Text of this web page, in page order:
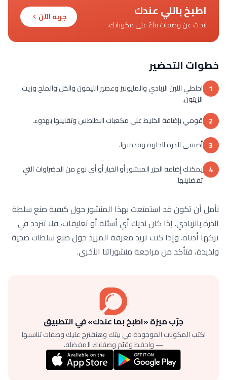
اطبخ باللي عندك
ابحث عن وصفات بناءً على مكوناتك.
جربه الآن
خطوات التحضير
1 اخلطي اللبن الزبادي والمايونيز وعصير الليمون والخل والملح وزيت
الزيتون.
2 قومي بإضافة الخليط على مكعبات البطاطس وتقليبها بهدوء.
3 أضيفي الذرة الحلوة وقدميها.
4 يمكنك إضافة الجزر المبشور أو الخيار أو أي نوع من الخضراوات التي
تفضلينها.
نأمل أن تكون قد استمتعت بهذا المنشور حول كيفية صنع سلطة
الذرة بالزبادي. إذا كان لديك أي أسئلة أو تعليقات، فلا تتردد في
تركها أدناه. وإذا كنت تريد معرفة المزيد حول صنع سلطات صحية
ولذيذة، فتأكد من مراجعة منشوراتنا الأخرى.
جرّب ميزة «اطبخ بما عندك» في التطبيق
اكتب المكونات الموجودة في بيتك وهنقترح عليك وصفات تناسبها
— واحفظ وقيّم وصفاتك المفضلة.